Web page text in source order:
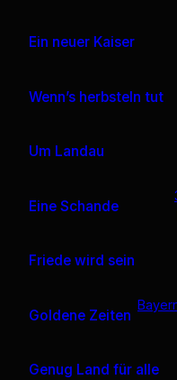
Ein neuer Kaiser
Wenn’s herbsteln tut
Um Landau
Eine Schande
Friede wird sein
Goldene Zeiten
Genug Land für alle